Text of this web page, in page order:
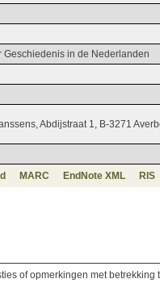
Geschiedenis in de Nederlanden
Abdijstraat 1, B-3271
MARC EndNote XML RIS
of opmerkingen met